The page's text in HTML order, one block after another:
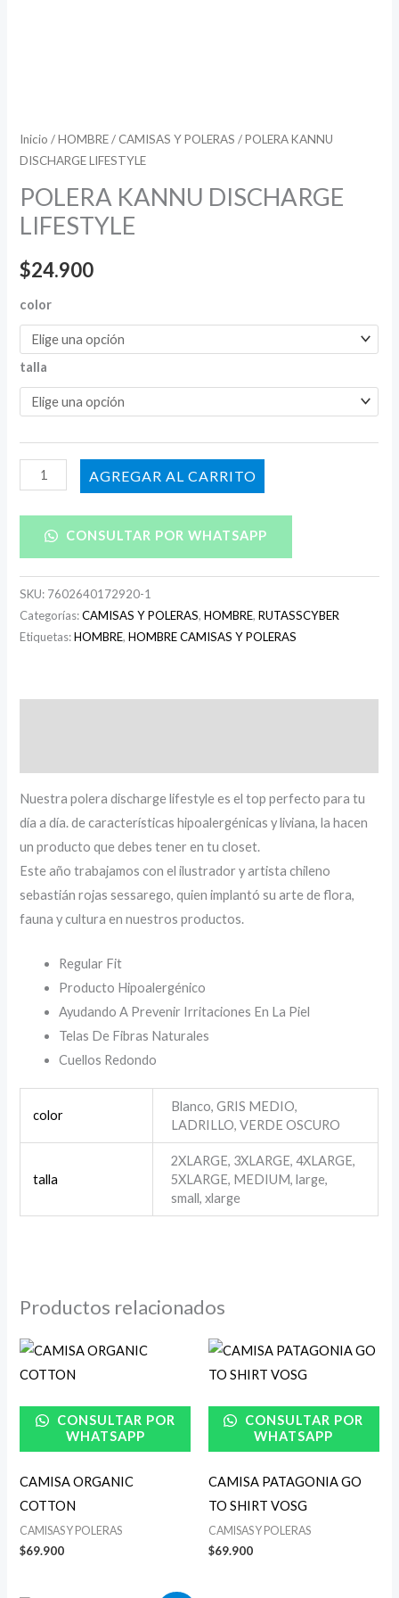
Inicio /HOMBRE/ CAMISAS Y POLERAS / POLERA KANNU
DISCHARGE LIFESTYLE
POLERA KANNU DISCHARGE
LIFESTYLE
$24.900
color
talla
AÑADIR AL CARRITO
CONSULTAR POR WHATSAPP
SKU: 7602640172920-1
Categorías:CAMISAS Y POLERAS,HOMBRE,RUTASSCYBER
Etiquetas:HOMBRE,HOMBRE CAMISAS Y POLERAS
Nuestra polera discharge lifestyle es el top perfecto para tu
día a día. de características hipoalergénicas y liviana, la hacen
un producto que debes tener en tu closet.
Este año trabajamos con el ilustrador y artista chileno
sebastián rojas sessarego, quien implantó su arte de flora,
fauna y cultura en nuestros productos.
Regular Fit
Producto Hipoalergénico
Ayudando A Prevenir Irritaciones En La Piel
Telas De Fibras Naturales
Cuellos Redondo
color
Blanco, GRIS MEDIO,
LADRILLO, VERDE OSCURO
talla
2XLARGE, 3XLARGE, 4XLARGE,
5XLARGE, MEDIUM, large,
small, xlarge
Productos relacionados
CONSULTAR POR
WHATSAPP
CAMISA ORGANIC
COTTON
CAMISAS Y POLERAS
$69.900
CONSULTAR POR
WHATSAPP
CAMISA PATAGONIA GO
TO SHIRT VOSG
CAMISAS Y POLERAS
$69.900